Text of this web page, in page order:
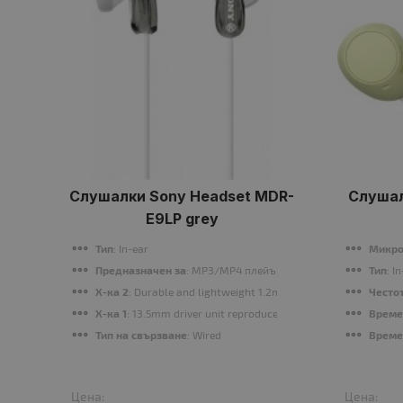
Слушалки Sony Headset MDR-
E9LP grey
Тип: In-ear
Предназначен за: MP3/MP4 плейър
Х-ка 2: Durable and lightweight 1.2m cord. Supplied with 2x
Х-ка 1: 13.5mm driver unit reproduces powerful bass sound.
Тип на свързване: Wired
Цена:
Тип:
Време
Цена: